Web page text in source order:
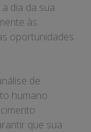
dia da sua
às
oportunidades
de
humano
que sua